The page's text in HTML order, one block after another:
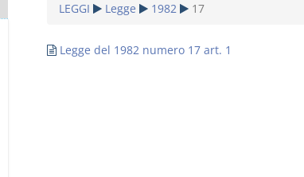
LEGGI Legge 1982 17
Legge del 1982 numero 17 art. 1